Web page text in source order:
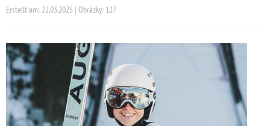
Erstellt am: 22.03.2025 | Obrázky: 127